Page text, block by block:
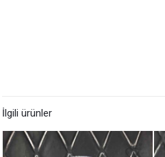
İlgili ürünler